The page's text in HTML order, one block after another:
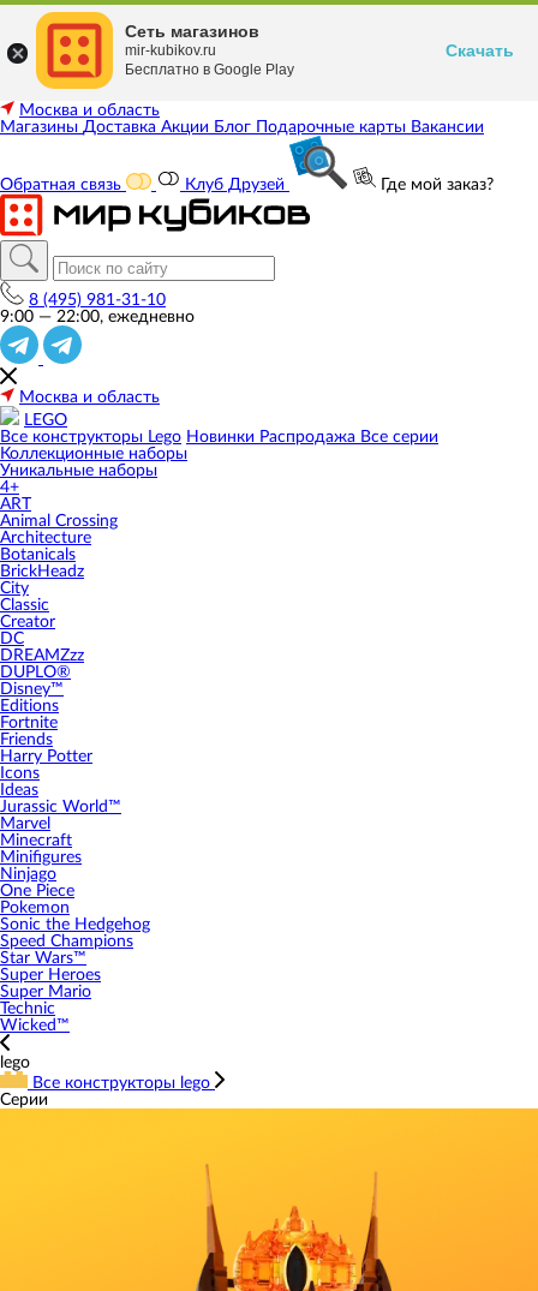
Москва и область
Магазины Доставка Акции Блог Подарочные карты Вакансии
Обратная связь Клуб Друзей Где мой заказ?
8 (495) 981-31-10
9:00 — 22:00, ежедневно
Москва и область
LEGO
Все конструкторы Lego Новинки Распродажа Все серии
Коллекционные наборы
Уникальные наборы
4+
ART
Animal Crossing
Architecture
Botanicals
BrickHeadz
City
Classic
Creator
DC
DREAMZzz
DUPLO®
Disney™
Editions
Fortnite
Friends
Harry Potter
Icons
Ideas
Jurassic World™
Marvel
Minecraft
Minifigures
Ninjago
One Piece
Pokemon
Sonic the Hedgehog
Speed Champions
Star Wars™
Super Heroes
Super Mario
Technic
Wicked™
lego
Все конструкторы lego
Серии
Сеть магазинов
mir-kubikov.ru
Бесплатно в Google Play
Скачать